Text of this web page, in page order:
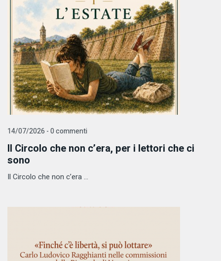
14/07/2026 - 0 commenti
Il Circolo che non c’era, per i lettori che ci
sono
Il Circolo che non c’era ...